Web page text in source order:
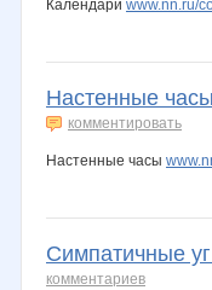
Календари www.nn.ru/
Настенные
комментировать
Настенные часы
Симпатичные
комментариев